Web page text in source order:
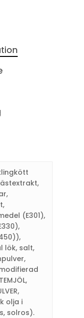
(E301),
lök, salt,
olja i
solros).